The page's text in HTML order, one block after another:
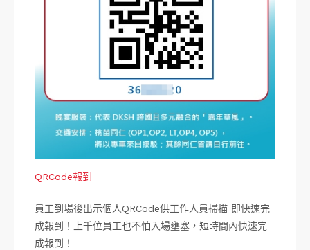
QRCode報到
員工到場後出示個人QRCode供工作人員掃描 即快速完
成報到！上千位員工也不怕入場壅塞，短時間內快速完
成報到！